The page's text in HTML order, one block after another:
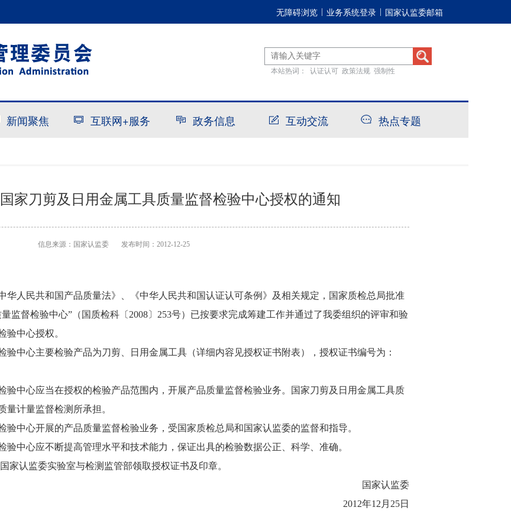
无障碍浏览 业务系统登录 国家认监委邮箱
本站热词： 认证认可 政策法规 强制性
新闻聚焦 互联网+服务 政务信息 互动交流 热点专题
家刀剪及日用金属工具质量监督检验中心授权的通知
信息来源： 国家认监委发布时间：2012-12-25
人民共和国产品质量法》、《中华人民共和国认证认可条例》及相关规定，国家质检总局批准
监督检验中心”（国质检科〔2008〕253号）已按要求完成筹建工作并通过了我委组织的评审和验
验中心授权。
心主要检验产品为刀剪、日用金属工具（详细内容见授权证书附表），授权证书编号为：
中心应当在授权的检验产品范围内，开展产品质量监督检验业务。国家刀剪及日用金属工具质
计量监督检测所承担。
心开展的产品质量监督检验业务，受国家质检总局和国家认监委的监督和指导。
心应不断提高管理水平和技术能力，保证出具的检验数据公正、科学、准确。
认监委实验室与检测监管部领取授权证书及印章。
国家认监委
2012年12月25日